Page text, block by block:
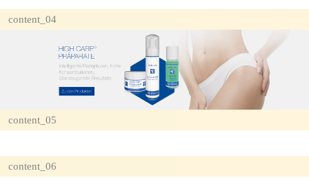
content_04
content_05
content_06